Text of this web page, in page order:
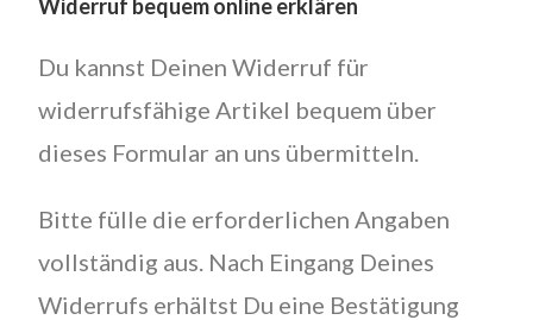
Widerruf bequem online erklären
Du kannst Deinen Widerruf für
widerrufsfähige Artikel bequem über
dieses Formular an uns übermitteln.
Bitte fülle die erforderlichen Angaben
vollständig aus. Nach Eingang Deines
Widerrufs erhältst Du eine Bestätigung